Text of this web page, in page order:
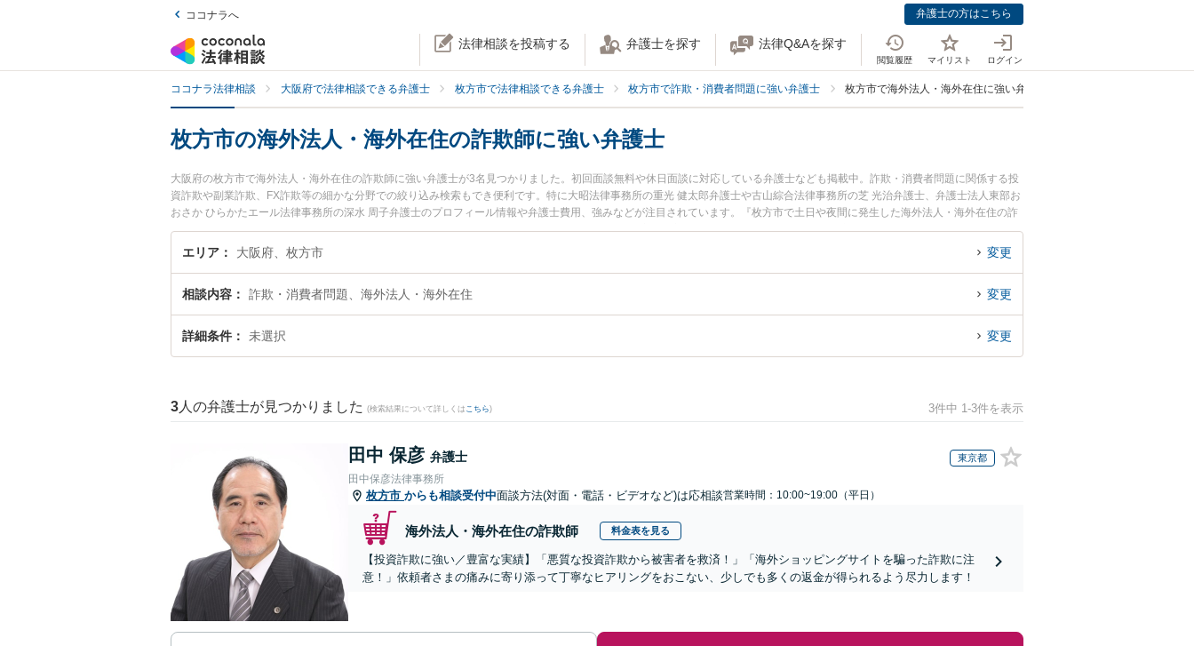
ココナラへ 弁護士の方はこちら
法律相談を投稿する 弁護士を探す 法律Q&Aを探す
閲覧履歴 マイリスト ログイン
ココナラ法律相談 大阪府で法律相談できる弁護士 枚方市で法律相談できる弁護士 枚方市で詐欺・消費者問題に強い弁護士 枚方市で海外法人・海外在住に強い弁護士
枚方市の海外法人・海外在住の詐欺師に強い弁護士
大阪府の枚方市で海外法人・海外在住の詐欺師に強い弁護士が3名見つかりました。初回面談無料や休日面談に対応している弁護士なども掲載中。詐欺・消費者問題に関係する投
資詐欺や副業詐欺、FX詐欺等の細かな分野での絞り込み検索もでき便利です。特に大昭法律事務所の重光 健太郎弁護士や古山綜合法律事務所の芝 光治弁護士、弁護士法人東部お
おさか ひらかたエール法律事務所の深水 周子弁護士のプロフィール情報や弁護士費用、強みなどが注目されています。『枚方市で土日や夜間に発生した海外法人・海外在住の詐
欺師のトラブルを今すぐに弁護士に相談したい』『海外法人・海外在住の詐欺師のトラブル解決の実績豊富な近くの弁護士を検索したい』『初回相談無料で海外法人・海外在住の
詐欺師を法律相談できる枚方市内の弁護士に相談予約したい』などでお困りの相談者さんにおすすめです。
エリア 大阪府、枚方市 変更
相談内容 詐欺・消費者問題、海外法人・海外在住 変更
詳細条件 未選択 変更
3 人の弁護士が見つかりました (検索結果について詳しくは こちら) 3件中 1-3件を表示
田中 保彦 弁護士 東京都
田中保彦法律事務所
枚方市 からも相談受付中面談方法(対面・電話・ビデオなど)は応相談営業時間：10:00~19:00（平日）
海外法人・海外在住の詐欺師 料金表を見る
【投資詐欺に強い／豊富な実績】「悪質な投資詐欺から被害者を救済！」「海外ショッピングサイトを騙った詐欺に注
意！」依頼者さまの痛みに寄り添って丁寧なヒアリングをおこない、少しでも多くの返金が得られるよう尽力します！